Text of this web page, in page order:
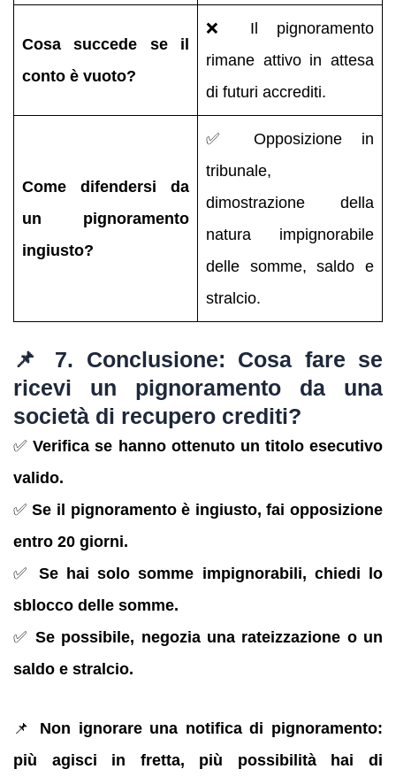
Cosa succede se il
conto è vuoto?
❌ Il pignoramento
rimane attivo in attesa
di futuri accrediti.
Come difendersi da
un pignoramento
ingiusto?
✅ Opposizione in
tribunale,
dimostrazione della
natura impignorabile
delle somme, saldo e
stralcio.
📌 7. Conclusione: Cosa fare se
ricevi un pignoramento da una
società di recupero crediti?
✅Verifica se hanno ottenuto un titolo esecutivo
valido.
✅Se il pignoramento è ingiusto, fai opposizione
entro 20 giorni.
✅ Se hai solo somme impignorabili, chiedi lo
sblocco delle somme.
✅ Se possibile, negozia una rateizzazione o un
saldo e stralcio.
📌 Non ignorare una notifica di pignoramento:
più agisci in fretta, più possibilità hai di